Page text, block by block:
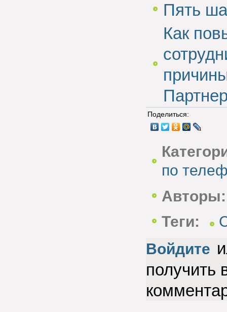
Пять
Как
Поделиться:
по
Авторы:
Теги:
Войдите
получить